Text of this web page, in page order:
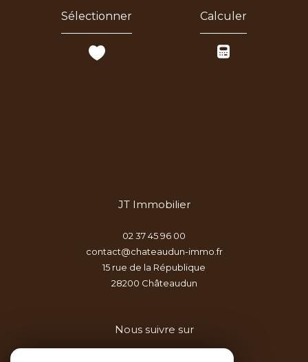
Sélectionner Calculer
JT Immobilier
02 37 45 96 00
contact@chateaudun-immo.fr
15 rue de la République
28200
châteaudun
Nous suivre sur